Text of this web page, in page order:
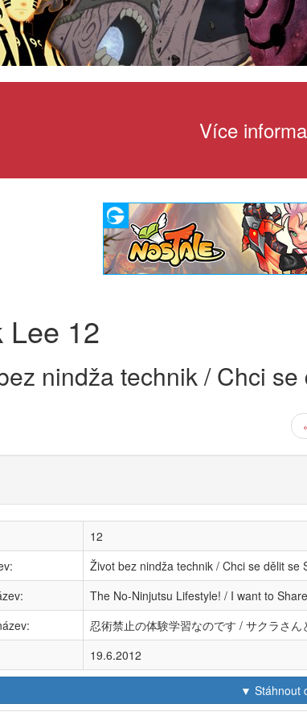
Více
Lee 12
nindža technik / Chci
12
Život bez nindža technik / Chci se dělit se
The No-Ninjutsu Lifestyle! / I want to
忍術禁止の体験学習なのです / サクラさ
19.6.2012
▼ Stáhnout